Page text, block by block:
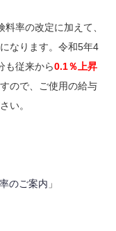
率の改定に加えて、
なります。令和5年4
も従来から0.1％上昇
ので、ご使用の給与
い。
のご案内 」